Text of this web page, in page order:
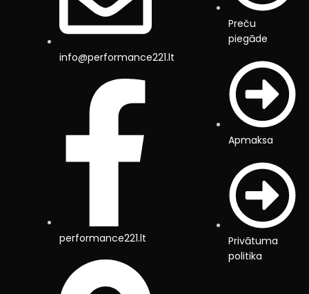
info@performance221.lt
performance221.lt
Preču
piegāde
Apmaksa
Privātuma
politika